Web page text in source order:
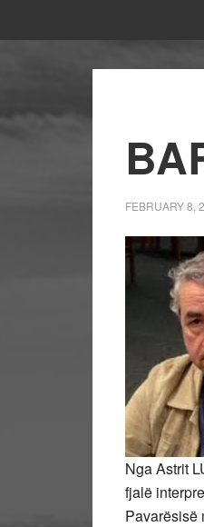
FEBRUARY 8,
Nga Astrit
fjalë
Pavarësisë